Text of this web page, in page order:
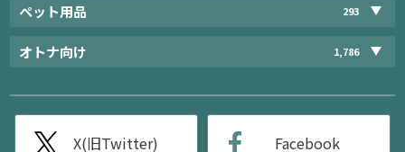
ペット用品 293
オトナ向け 1,786
X(旧Twitter) Facebook